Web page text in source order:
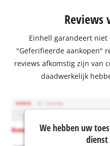
Reviews
Einhell garandeert
"Geferifieerde aankopen"
reviews afkomstig zijn van
daadwerkelijk
We hebben uw
dienst